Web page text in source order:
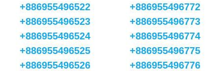
+886955496522
+886955496523
+886955496524
+886955496525
+886955496526
+886955496772
+886955496773
+886955496774
+886955496775
+886955496776